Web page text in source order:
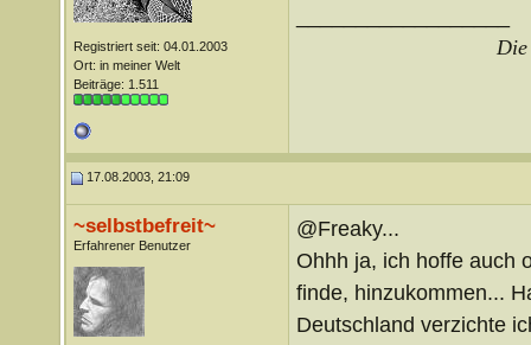
Registriert seit: 04.01.2003
Ort: in meiner Welt
Beiträge: 1.511
Die
17.08.2003, 21:09
~selbstbefreit~
Erfahrener Benutzer
@Freaky...
Ohhh ja, ich hoffe auch
finde, hinzukommen...
Deutschland verzichte